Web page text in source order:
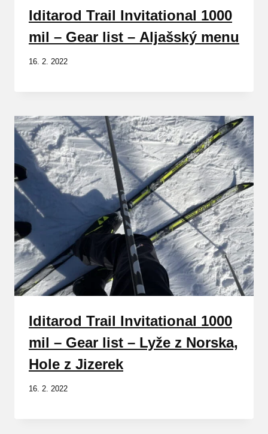
Iditarod Trail Invitational 1000
mil – Gear list – Aljašský menu
16. 2. 2022
Iditarod Trail Invitational 1000
mil – Gear list – Lyže z Norska,
Hole z Jizerek
16. 2. 2022